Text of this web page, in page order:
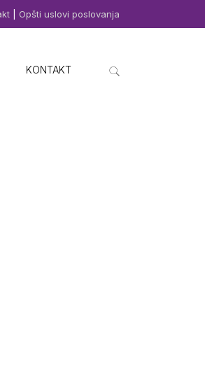
Opšti uslovi poslovanja
KONTAKT